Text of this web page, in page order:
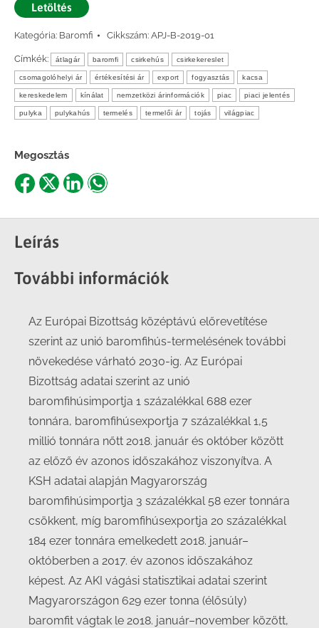
Letöltés
Kategória: Baromfi Cikkszám: APJ-B-2019-01
Címkék: átlagár baromfi csirkehús csirkekereslet
csomagolóhelyi ár értékesítési ár export fogyasztás kacsa
kereskedelem kínálat nemzetközi árinformációk piac piaci jelentés
pulyka pulykahús termelés termelői ár tojás világpiac
Megosztás
Share
Facebook
Share
X
ShareShare
Leírás
További információk
Az Európai Bizottság középtávú előrevetítése
szerint az unió baromfihús-termelésének további
növekedése várható 2030-ig. Az Európai
Bizottság adatai szerint az unió
baromfihúsimportja 1 százalékkal 688 ezer
tonnára, baromfihúsexportja 7 százalékkal 1,5
millió tonnára nőtt 2018. január és október között
az előző év azonos időszakához viszonyítva. A
KSH adatai alapján Magyarország
baromfihúsimportja 3 százalékkal 58 ezer tonnára
csökkent, míg baromfihúsexportja 20 százalékkal
184 ezer tonnára emelkedett 2018. január–
októberben a 2017. év azonos időszakához
képest. Az AKI vágási statisztikai adatai szerint
Magyarországon 629 ezer tonna (élősúly)
baromfit vágtak le 2018. január–november között,